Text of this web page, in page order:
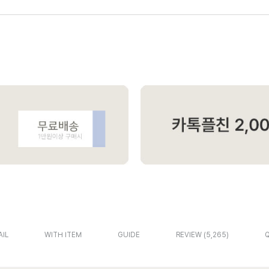
WITH ITEM GUIDE REVIEW 5,265